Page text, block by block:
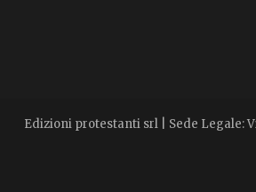
Edizioni protestanti srl | Sede Legale: